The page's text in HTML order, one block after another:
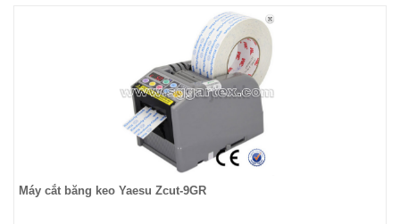
Máy cắt băng keo Yaesu Zcut-9GR